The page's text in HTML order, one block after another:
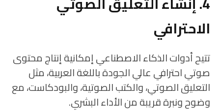
الاحترافي
تتيح أدوات الذكاء الاصطناعي إمكانية إنتاج محتوى
صوتي احترافي عالي الجودة باللغة العربية، مثل
التعليق الصوتي، والكتب الصوتية، والبودكاست، مع
وضوح ونبرة قريبة من الأداء البشري.